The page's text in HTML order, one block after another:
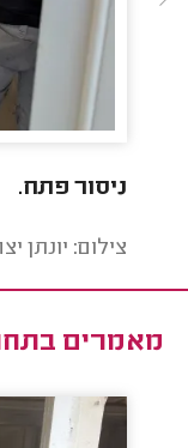
ניסור פתח.
צילום: יונתן
מאמרים